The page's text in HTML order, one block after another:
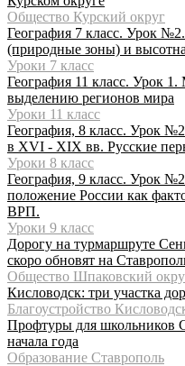
Общество Курский округ
География 7 класс. Урок
(природные зоны) и
Уроки 7 класс
География 11 класс. Урок
выделению регионов мира
Уроки 11 класс
География, 8 класс. Урок
в XVI - XIX вв. Русские
Уроки 8 класс
География, 9 класс. Урок
положение России как
ВРП.
Уроки 9 класс
Дорогу на турмаршруте
скоро обновят на
Общество Шпаковский
Кисловодск: три участка
Благоустройство
Профтуры для школьников
начала года
Образование Ставрополь